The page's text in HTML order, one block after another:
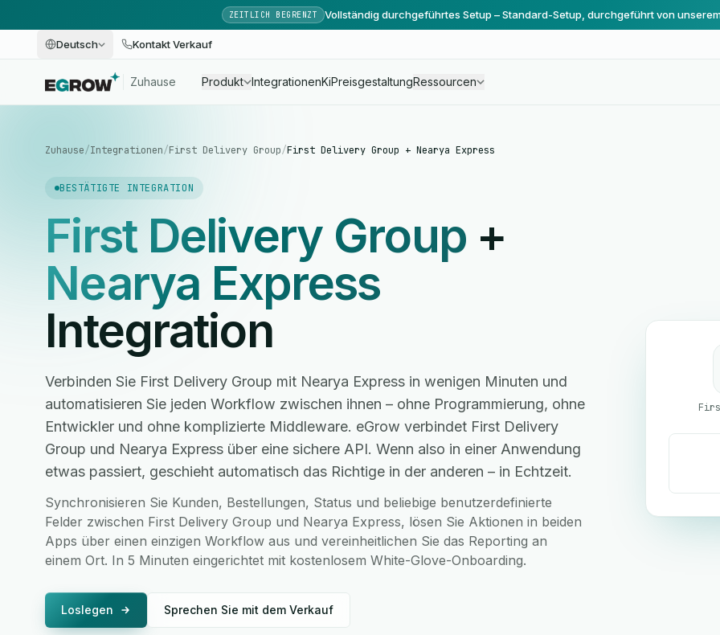
ZEITLICH BEGRENZT Vollständig durchgeführtes Setup – Standard-Setup, durchgeführt von
Deutsch Kontakt Verkauf
Zuhause Produkt IntegrationenKiPreisgestaltungRessourcen
Zuhause/Integrationen/First Delivery Group/First Delivery Group + Nearya Express
BESTÄTIGTE INTEGRATION
First Delivery Group +
Nearya Express
Integration
Verbinden Sie First Delivery Group mit Nearya Express in wenigen Minuten und
automatisieren Sie jeden Workflow zwischen ihnen – ohne Programmierung, ohne
Entwickler und ohne komplizierte Middleware. eGrow verbindet First Delivery
Group und Nearya Express über eine sichere API. Wenn also in einer Anwendung
etwas passiert, geschieht automatisch das Richtige in der anderen – in Echtzeit.
Synchronisieren Sie Kunden, Bestellungen, Status und beliebige benutzerdefinierte
Felder zwischen First Delivery Group und Nearya Express, lösen Sie Aktionen in beiden
Apps über einen einzigen Workflow aus und vereinheitlichen Sie das Reporting an
einem Ort. In 5 Minuten eingerichtet mit kostenlosem White-Glove-Onboarding.
Loslegen Sprechen Sie mit dem Verkauf